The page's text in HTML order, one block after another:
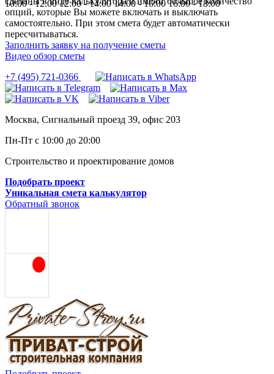
10:00 - 12:00 12:00 - 14:00 14:00 - 16:00 16:00 - 18:00
опций, которые Вы можете включать и выключать
самостоятельно. При этом смета будет автоматически
пересчитываться.
Заполнить заявку на получение сметы
Видео обзор сметы
+7 (495) 721-0366
Москва, Сигнальный проезд 39, офис 203
Пн-Пт с 10:00 до 20:00
Строительство и проектирование домов
Подобрать проект
Уникальная смета калькулятор
Обратный звонок